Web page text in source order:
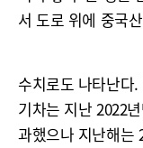
서 도로 위에 중국
수치로도 나타난
기차는 지난 2022
과했으나 지난해는